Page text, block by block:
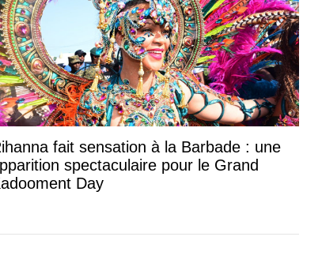
fait sensation à la Barbade : une
spectaculaire pour le Grand
Day